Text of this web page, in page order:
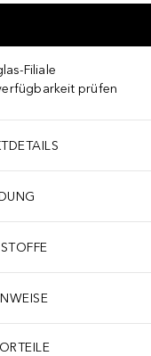
Filiale
prüfen